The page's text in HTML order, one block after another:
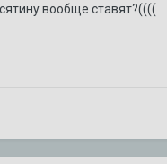
вообще ставят?((((